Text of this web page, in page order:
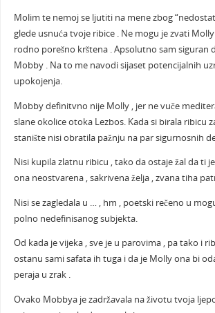
Molim te nemoj se ljutiti na mene zbog
glede usnuća tvoje ribice . Ne mogu je zvati
rodno porešno krštena . Apsolutno sam siguran
Mobby . Na to me navodi sijaset potencijalnih
upokojenja.
Mobby definitvno nije Molly , jer ne vuče
slane okolice otoka Lezbos. Kada si birala ribicu
stanište nisi obratila pažnju na par sigurnosnih
Nisi kupila zlatnu ribicu , tako da ostaje žal da ti
ona neostvarena , sakrivena želja , zvana tiha
Nisi se zagledala u … , hm , poetski rečeno u
polno nedefinisanog subjekta.
Od kada je vijeka , sve je u parovima , pa tako i
ostanu sami safata ih tuga i da je Molly ona bi
peraja u zrak .
Ovako Mobbya je zadržavala na životu tvoja